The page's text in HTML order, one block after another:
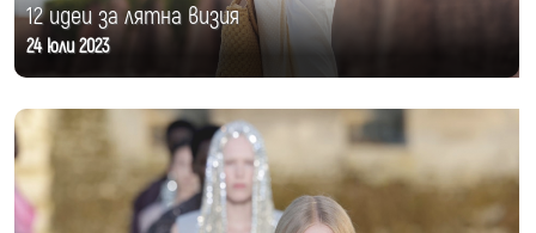
12 идеи за лятна визия
24 юли 2023